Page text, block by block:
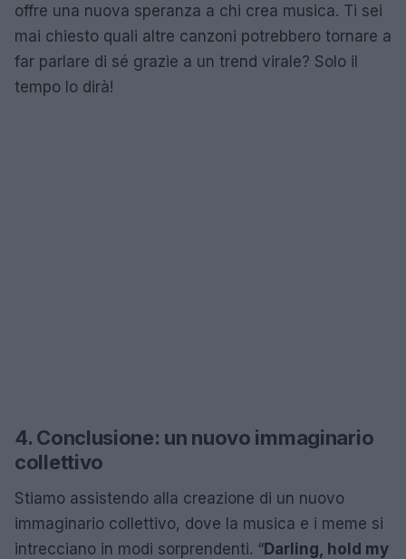
offre una nuova speranza a chi crea musica. Ti sei
mai chiesto quali altre canzoni potrebbero tornare a
far parlare di sé grazie a un trend virale? Solo il
tempo lo dirà!
4. Conclusione: un nuovo immaginario
collettivo
Stiamo assistendo alla creazione di un nuovo
immaginario collettivo, dove la musica e i meme si
intrecciano in modi sorprendenti. “Darling, hold my